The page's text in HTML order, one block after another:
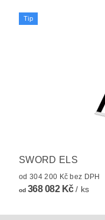
Tip
SWORD ELS
od 304 200 Kč bez DPH
od368 082 Kč/ ks